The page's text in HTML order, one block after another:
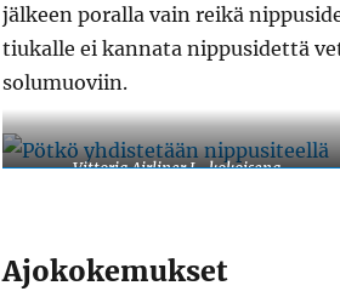
jälkeen poralla vain reikä
tiukalle ei kannata nippusidettä
solumuoviin.
Vittoria Airliner L-kokoisena
Ajokokemukset